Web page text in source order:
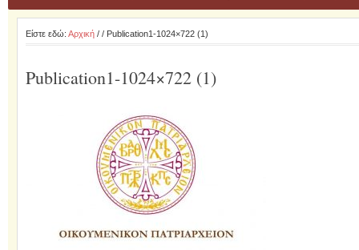
Είστε εδώ: Αρχική/ / Publication1-1024×722 (1)
Publication1-1024×722 (1)